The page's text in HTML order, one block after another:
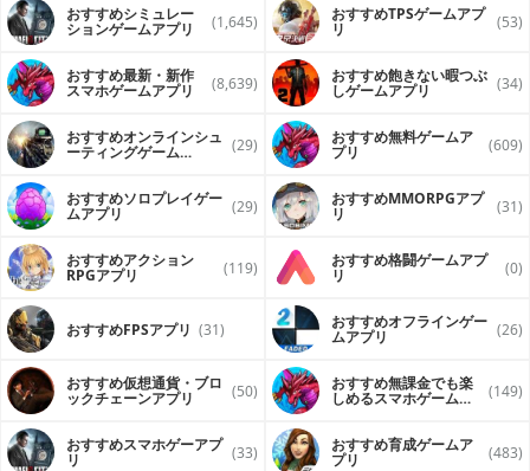
おすすめシミュレー
ションゲームアプリ (1,645) おすすめTPSゲームアプ
リ (53)
おすすめ最新・新作
スマホゲームアプリ (8,639) おすすめ飽きない暇つぶ
しゲームアプリ (34)
おすすめオンラインシュ
ーティングゲーム (29) おすすめ無料ゲームア
プリ (609)
おすすめソロプレイゲー
ムアプリ (29) おすすめ MMORPGアプ
リ (31)
おすすめアクション
RPGアプリ (119) おすすめ格闘ゲームアプ
リ (0)
おすすめFPSアプリ (31) おすすめオフラインゲー
ムアプリ (26)
おすすめ仮想通貨・ブロ
ックチェーンアプリ (50) おすすめ無課金でも楽
しめるスマホゲームア (149)
おすすめスマホゲーアプ
リ (33) おすすめ育成ゲームア
プリ (483)